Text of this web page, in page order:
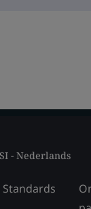
- Nederlands